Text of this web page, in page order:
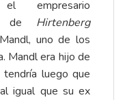
empresario
de Hirtenberg
uno de los
Mandl era hijo de
luego que
igual que su ex